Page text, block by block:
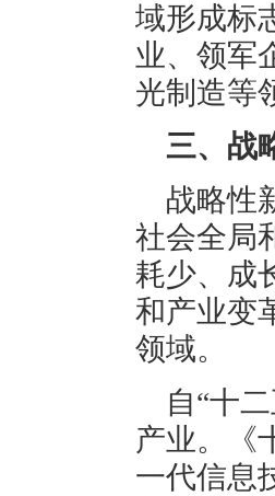
域形成标
业、领军
光制造等
三、战
战略性
社会全局
耗少、成
和产业变
领域。
自“十
产业。《
一代信息